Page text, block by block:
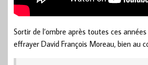
Sortir de l’ombre après toutes ces
effrayer David François Moreau, bien au